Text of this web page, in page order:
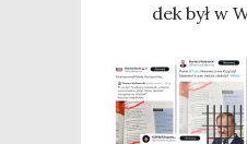
dek był w